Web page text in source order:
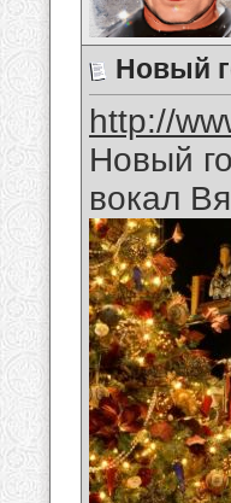
Новый
http://
Новый
вокал